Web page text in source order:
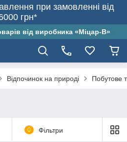
при замовленні від
грн*
від виробника «Міцар-В»
Відпочинок на природі Побутове
0 Фільтри